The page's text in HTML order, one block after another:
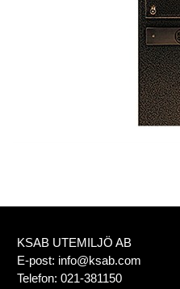
KSAB UTEMILJÖ AB
E-post: info@ksab.com
Telefon: 021-381150